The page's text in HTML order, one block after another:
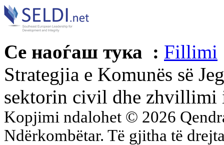
Се наоѓаш тука : Fillimi
Strategjia e Komunës së
sektorin civil dhe zhvillimi
Kopjimi ndalohet © 2026
Ndërkombëtar. Të gjitha të